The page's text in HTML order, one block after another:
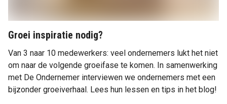
Groei inspiratie nodig?
Van 3 naar 10 medewerkers: veel ondernemers lukt het niet
om naar de volgende groeifase te komen. In samenwerking
met De Ondernemer interviewen we ondernemers met een
bijzonder groeiverhaal. Lees hun lessen en tips in het blog!